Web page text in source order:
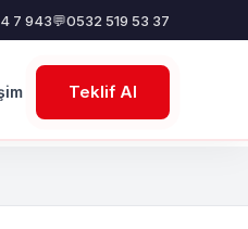
7 943💬0532 519 53 37
Teklif Al